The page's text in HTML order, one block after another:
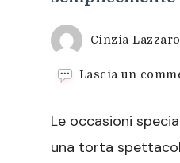
Cinzia
Lascia un
Le occasioni
una torta